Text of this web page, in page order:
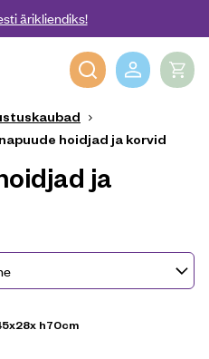
ärikliendiks!
hoidjad ja korvid
ja
h70cm